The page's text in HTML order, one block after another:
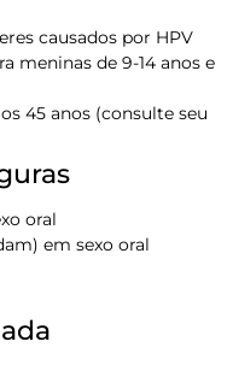
causados por HPV
meninas de 9-14 anos e
45 anos (consulte seu
oral
em sexo oral